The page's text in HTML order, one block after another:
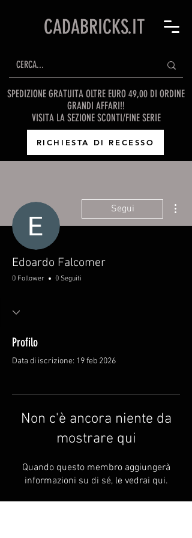
CADABRICKS.IT
SPEDIZIONE GRATUITA OLTRE EURO 49,00 DI ORDINE
GRANDI AFFARI!!
VISITA LA SEZIONE SCONTI/FINE SERIE
RICHIESTA DI RECESSO
Segui
Edoardo Falcomer
0 Follower 0 Seguiti
Profilo
Data di iscrizione: 19 feb 2026
Non c'è ancora niente da
mostrare qui
Quando questo membro aggiungerà
informazioni su di sé, le vedrai qui.